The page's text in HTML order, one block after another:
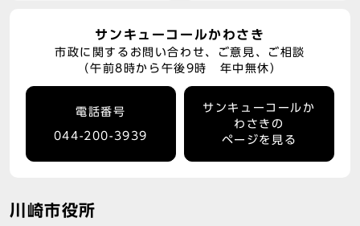
サンキューコールかわさき
市政に関するお問い合わせ、ご意見、ご相談
（午前8時から午後9時 年中無休）
電話番号
044-200-3939
サンキューコールか
わさきの
ページを見る
川崎市役所